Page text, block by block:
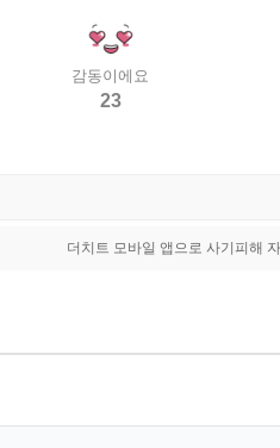
감동이에요
23
더치트 모바일 앱으로 사기피해